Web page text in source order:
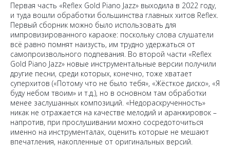
Первая часть «Reflex Gold Piano Jazz» выходила в 2022 году,
и туда вошли обработки большинства главных хитов Reflex.
Первый сборник можно было использовать для
импровизированного караоке: поскольку слова слушатели
всё равно помнят наизусть, им трудно удержаться от
самопроизвольного подпевания. Во второй части «Reflex
Gold Piano Jazz» новые инструментальные версии получили
другие песни, среди которых, конечно, тоже хватает
суперхитов («Потому что не было тебя», «Жёсткое диско», «Я
буду небом твоим» и т.д.), но в основном там обработки
менее заслушанных композиций. «Недораскрученность»
никак не отражается на качестве мелодий и аранжировок –
напротив, при прослушивании можно сосредоточиться
именно на инструменталах, оценить которые не мешают
впечатления, накопленные от оригинальных версий.